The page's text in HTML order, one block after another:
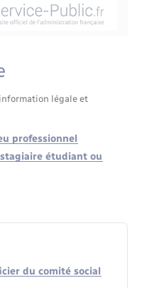
légale et
professionnel
étudiant ou
du comité social